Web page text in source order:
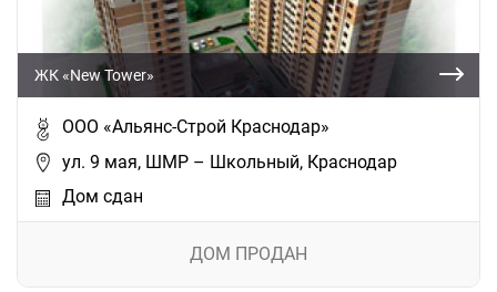
ЖК «New Tower»
ООО «Альянс-Строй Краснодар»
ул. 9 мая, ШМР – Школьный, Краснодар
Дом сдан
ДОМ ПРОДАН